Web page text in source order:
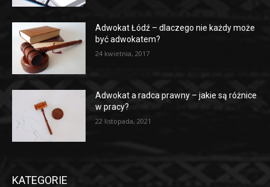
Adwokat Łódź – dlaczego nie każdy może
być adwokatem?
24 kwietnia, 2017
Adwokat a radca prawny – jakie są różnice
w pracy?
22 listopada, 2021
KATEGORIE